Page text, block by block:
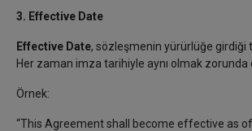
3. Effective Date
Effective Date, sözleşmenin yürürlüğe girdiği
Her zaman imza tarihiyle aynı olmak zorunda
Örnek:
“This Agreement shall become effective as